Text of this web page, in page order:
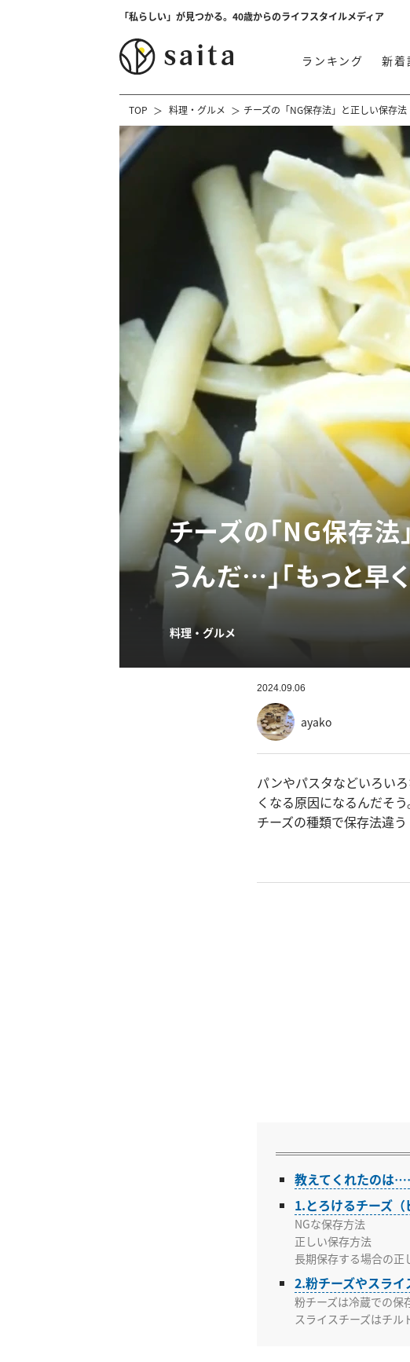
「私らしい」が見つかる。40歳からのライフスタイルメディア
ランキング 新着
TOP 料理・グルメ チーズの「NG保存法」と正しい保存
チーズの「NG保存
うんだ…」「もっと早
料理・グルメ
2024.09.06
ayako
パンやパスタなどいろい
くなる原因になるんだそ
チーズの種類で保存法違
教えてくれたのは
1.とろけるチーズ（
NGな保存方法
正しい保存方法
長期保存する場合の正
2.粉チーズやスラ
粉チーズは冷蔵での保
スライスチーズはチル